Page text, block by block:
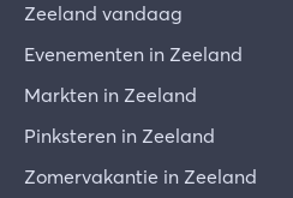
Zeeland vandaag
Evenementen in Zeeland
Markten in Zeeland
Pinksteren in Zeeland
Zomervakantie in Zeeland